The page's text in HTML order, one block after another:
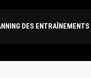
DES ENTRAÎNEMENTS